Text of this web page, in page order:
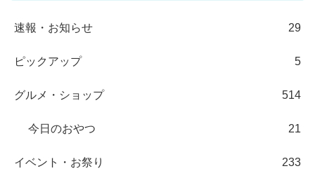
速報・お知らせ 29
ピックアップ 5
グルメ・ショップ 514
今日のおやつ 21
イベント・お祭り 233